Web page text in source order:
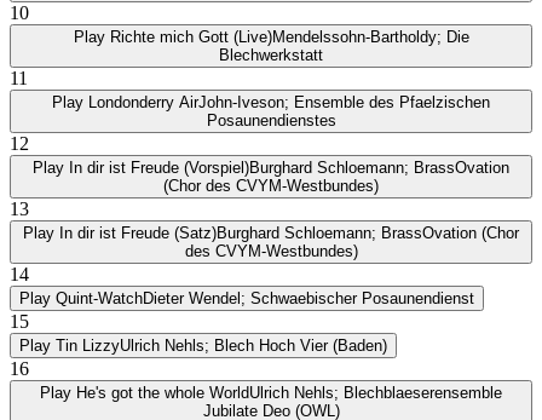
10
Play Richte mich Gott (Live)Mendelssohn-Bartholdy; Die
Blechwerkstatt
11
Play Londonderry AirJohn-Iveson; Ensemble des Pfaelzischen
Posaunendienstes
12
Play In dir ist Freude (Vorspiel)Burghard Schloemann; BrassOvation
(Chor des CVYM-Westbundes)
13
Play In dir ist Freude (Satz)Burghard Schloemann; BrassOvation (Chor
des CVYM-Westbundes)
14
Play Quint-WatchDieter Wendel; Schwaebischer Posaunendienst
15
Play Tin LizzyUlrich Nehls; Blech Hoch Vier (Baden)
16
Play He's got the whole WorldUlrich Nehls; Blechblaeserensemble
Jubilate Deo (OWL)